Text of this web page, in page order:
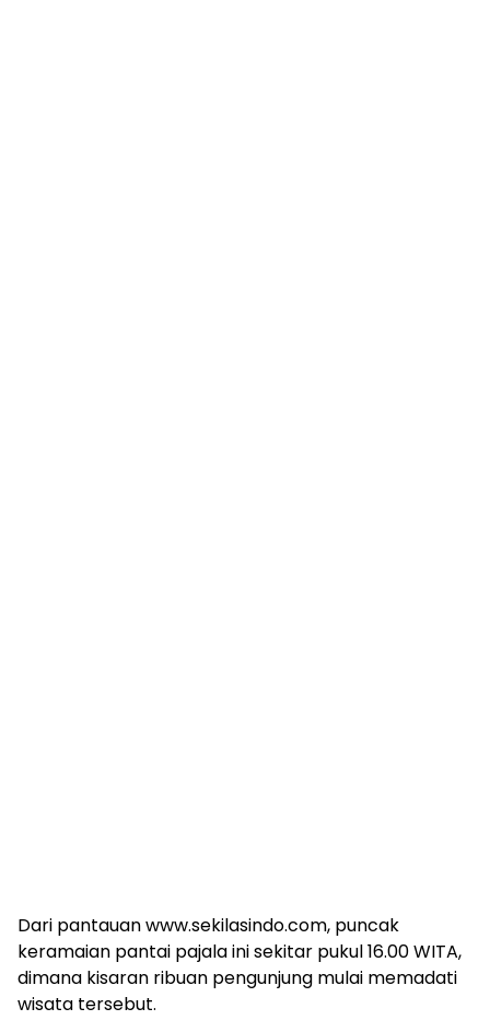
Dari pantauan www.sekilasindo.com, puncak
keramaian pantai pajala ini sekitar pukul 16.00 WITA,
dimana kisaran ribuan pengunjung mulai memadati
wisata tersebut.